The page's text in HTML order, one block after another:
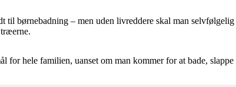
børnebadning – men uden livreddere skal man
for hele familien, uanset om man kommer for at bade,